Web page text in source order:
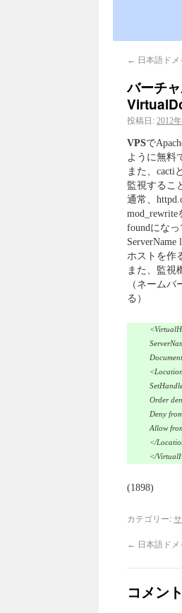
← 日本語ド
バーチ
投稿日: 2012
VPSで
ように無料
また、cacti
監視するこ
通常、
foundにな
ホストを作
また、監視
（ネーム
る）
Order
Deny
Allow
</
</
(1898)
カテゴリー:
← 日本語ド
コメン